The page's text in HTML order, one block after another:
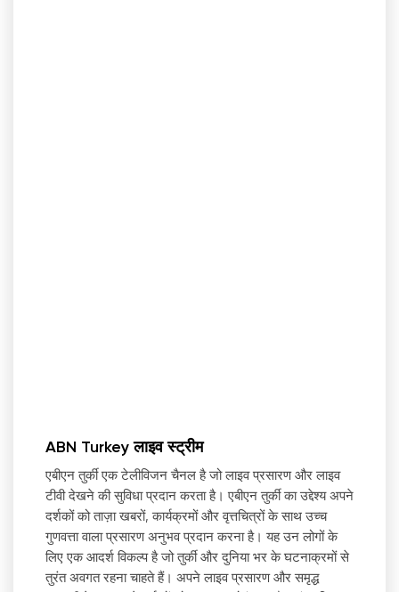
ABN Turkey लाइव स्ट्रीम
एबीएन तुर्की एक टेलीविजन चैनल है जो लाइव प्रसारण और लाइव
टीवी देखने की सुविधा प्रदान करता है। एबीएन तुर्की का उद्देश्य अपने
दर्शकों को ताज़ा खबरों, कार्यक्रमों और वृत्तचित्रों के साथ उच्च
गुणवत्ता वाला प्रसारण अनुभव प्रदान करना है। यह उन लोगों के
लिए एक आदर्श विकल्प है जो तुर्की और दुनिया भर के घटनाक्रमों से
तुरंत अवगत रहना चाहते हैं। अपने लाइव प्रसारण और समृद्ध